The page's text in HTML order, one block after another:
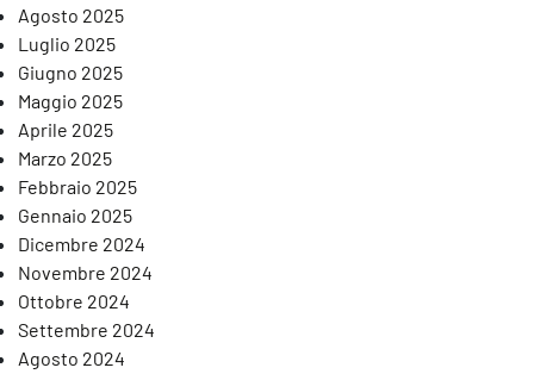
Agosto 2025
Luglio 2025
Giugno 2025
Maggio 2025
Aprile 2025
Marzo 2025
Febbraio 2025
Gennaio 2025
Dicembre 2024
Novembre 2024
Ottobre 2024
Settembre 2024
Agosto 2024